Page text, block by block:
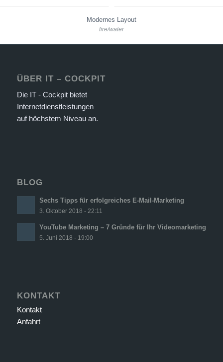
Modernes Layout
fire/water
ÜBER IT – COCKPIT
Die IT - Cockpit bietet
Internetdienstleistungen
auf höchstem Niveau an.
BLOG
Sechs Tipps für erfolgreiches E-Mail-Marketing
3. Oktober 2018 - 22:11
YouTube Marketing – 7 Gründe für Ihr Videomarketing
5. Juni 2018 - 19:00
KONTAKT
Kontakt
Anfahrt